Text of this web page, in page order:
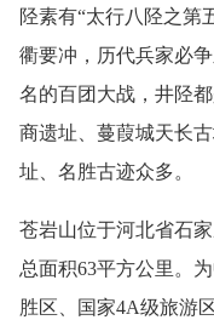
陉素有“太行八陉之第
衢要冲，历代兵家必
名的百团大战，井陉
商遗址、蔓葭城天长
址、名胜古迹众多。
苍岩山位于河北省石
总面积63平方公里。
胜区、国家4A级旅游